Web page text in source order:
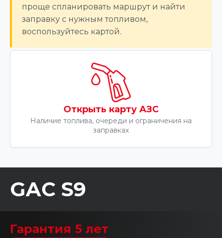
проще спланировать маршрут и найти
заправку с нужным топливом,
воспользуйтесь картой.
Открыть карту АЗС
Наличие топлива, очереди и ограничения на
заправках
GAC S9
Гарантия 5 лет